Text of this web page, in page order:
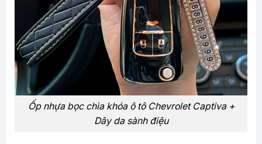
Ốp nhựa bọc chìa khóa ô tô Chevrolet Captiva +
Dây da sành điệu